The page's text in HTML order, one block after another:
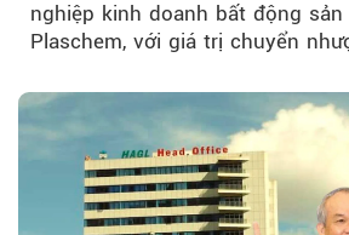
nghiệp kinh doanh bất động
Plaschem, với giá trị chuyển